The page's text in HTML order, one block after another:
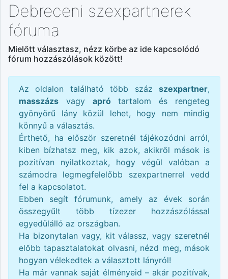
Debreceni szexpartnerek
fóruma
Mielőtt választasz, nézz körbe az ide kapcsolódó
fórum hozzászólások között!
Az oldalon található több száz szexpartner,
masszázs vagy aprótartalom és rengeteg
gyönyörű lány közül lehet, hogy nem mindig
könnyű a választás.
Érthető, ha először szeretnél tájékozódni arról,
kiben bízhatsz meg, kik azok, akikről mások is
pozitívan nyilatkoztak, hogy végül valóban a
számodra legmegfelelőbb szexpartnerrel vedd
fel a kapcsolatot.
Ebben segít fórumunk, amely az évek során
összegyűlt több tízezer hozzászólással
egyedülálló az országban.
Ha bizonytalan vagy, kit válassz, vagy szeretnél
előbb tapasztalatokat olvasni, nézd meg, mások
hogyan vélekedtek a választott lányról!
Ha már vannak saját élményeid – akár pozitívak,